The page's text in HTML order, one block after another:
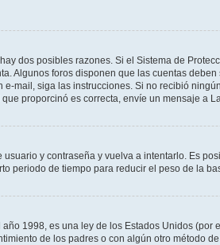
dos posibles razones. Si el Sistema de
Algunos foros disponen que las cuentas
mail, siga las instrucciones. Si no recibió
proporcinó es correcta, envíe un mensaje a
y contraseña y vuelva a intentarlo. Es
periodo de tiempo para reducir el peso de la
1998, es una ley de los Estados Unidos
de los padres o con algún otro